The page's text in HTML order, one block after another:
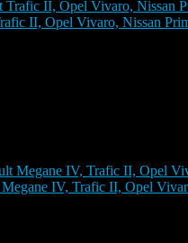
II, Opel Vivaro, Nissan
IV, Trafic II, Opel